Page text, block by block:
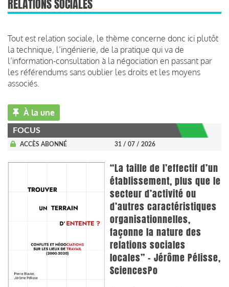
RELATIONS SOCIALES
Tout est relation sociale, le thème concerne donc ici plutôt
la technique, l’ingénierie, de la pratique qui va de
l’information-consultation à la négociation en passant par
les référendums sans oublier les droits et les moyens
associés.
À la une
FOCUS
ACCÈS ABONNÉ 31 / 07 / 2026
“La taille de l’effectif d’un
établissement, plus que le
secteur d’activité ou
d’autres caractéristiques
organisationnelles,
façonne la nature des
relations sociales
locales” - Jérôme Pélisse,
SciencesPo